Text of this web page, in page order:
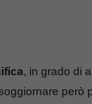
, in grado di
però